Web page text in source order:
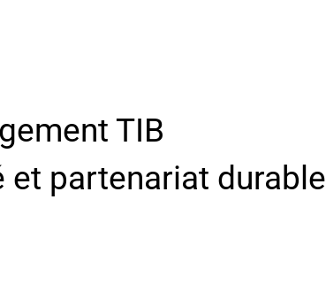
TIB
et partenariat durable